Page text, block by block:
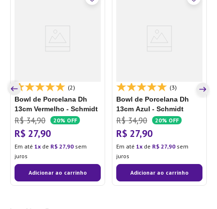
(2)
Bowl de Porcelana Dh
13cm Vermelho - Schmidt
R$ 34,90 20% OFF
R$ 27,90
Em até 1 de R$ 27,90 sem
juros
Adicionar ao carrinho
(3)
Bowl de Porcelana Dh
13cm Azul - Schmidt
R$ 34,90 20% OFF
R$ 27,90
Em até 1 de R$ 27,90 sem
juros
Adicionar ao carrinho